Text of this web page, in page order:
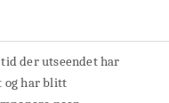
der utseendet har
og har blitt